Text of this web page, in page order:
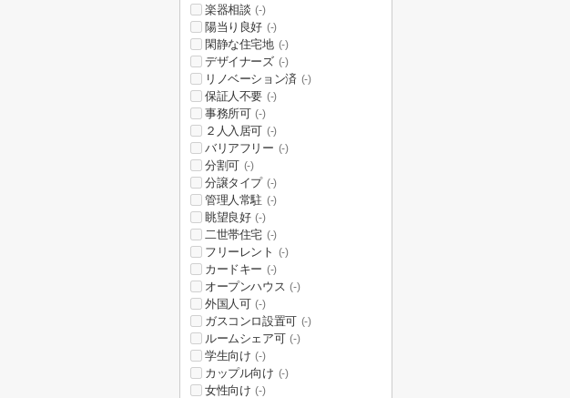
楽器相談 (-)
陽当り良好 (-)
閑静な住宅地 (-)
デザイナーズ (-)
リノベーション済 (-)
保証人不要 (-)
事務所可 (-)
２人入居可 (-)
バリアフリー (-)
分割可 (-)
分譲タイプ (-)
管理人常駐 (-)
眺望良好 (-)
二世帯住宅 (-)
フリーレント (-)
カードキー (-)
オープンハウス (-)
外国人可 (-)
ガスコンロ設置可 (-)
ルームシェア可 (-)
学生向け (-)
カップル向け (-)
女性向け (-)